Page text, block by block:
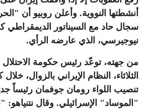
أنشطتها النووية. وأعلن روبيو أن
سجال حاد مع السيناتور الديمقراطي
نيوجيرسي، الذي عارضه الرأي.
من جهته، توعّد رئيس حكومة الاحتلال
الثلاثاء، النظام الإيراني بالزوال،
تنصيب اللواء رومان جوفمان رئيساً
"الموساد" الإسرائيلي. وقال